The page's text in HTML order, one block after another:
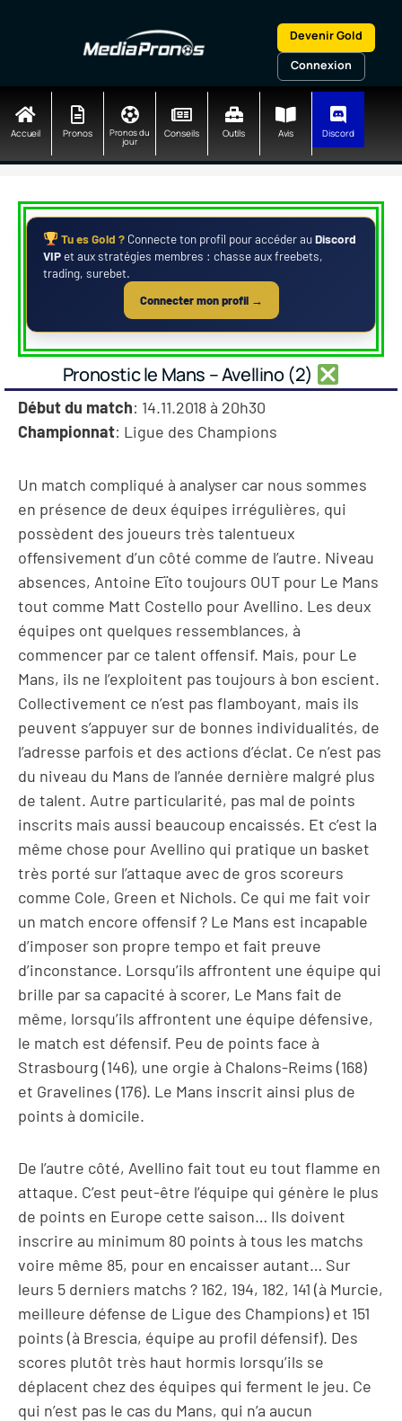
Devenir Gold
Connexion
Accueil Pronos Pronos du
jour
Conseils Outils Avis Discord
Tu es Gold ? Connecte ton profil pour accéder auDiscord
VIPet aux stratégies membres : chasse aux freebets,
trading, surebet.
Connecter mon profil →
Pronostic le Mans – Avellino (2)
Début du match: 14.11.2018 à 20h30
Championnat: Ligue des Champions
Un match compliqué à analyser car nous sommes
en présence de deux équipes irrégulières, qui
possèdent des joueurs très talentueux
offensivement d’un côté comme de l’autre. Niveau
absences, Antoine Eïto toujours OUT pour Le Mans
tout comme Matt Costello pour Avellino. Les deux
équipes ont quelques ressemblances, à
commencer par ce talent offensif. Mais, pour Le
Mans, ils ne l’exploitent pas toujours à bon escient.
Collectivement ce n’est pas flamboyant, mais ils
peuvent s’appuyer sur de bonnes individualités, de
l’adresse parfois et des actions d’éclat. Ce n’est pas
du niveau du Mans de l’année dernière malgré plus
de talent. Autre particularité, pas mal de points
inscrits mais aussi beaucoup encaissés. Et c’est la
même chose pour Avellino qui pratique un basket
très porté sur l’attaque avec de gros scoreurs
comme Cole, Green et Nichols. Ce qui me fait voir
un match encore offensif ? Le Mans est incapable
d’imposer son propre tempo et fait preuve
d’inconstance. Lorsqu’ils affrontent une équipe qui
brille par sa capacité à scorer, Le Mans fait de
même, lorsqu’ils affrontent une équipe défensive,
le match est défensif. Peu de points face à
Strasbourg (146), une orgie à Chalons-Reims (168)
et Gravelines (176). Le Mans inscrit ainsi plus de
points à domicile.
De l’autre côté, Avellino fait tout eu tout flamme en
attaque. C’est peut-être l’équipe qui génère le plus
de points en Europe cette saison… Ils doivent
inscrire au minimum 80 points à tous les matchs
voire même 85, pour en encaisser autant… Sur
leurs 5 derniers matchs ? 162, 194, 182, 141 (à Murcie,
meilleure défense de Ligue des Champions) et 151
points (à Brescia, équipe au profil défensif). Des
scores plutôt très haut hormis lorsqu’ils se
déplacent chez des équipes qui ferment le jeu. Ce
qui n’est pas le cas du Mans, qui n’a aucun